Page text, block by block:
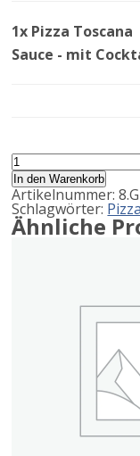
1x Pizza Toscana
Sauce - mit
Pizza
Toscana
Menge
In den Warenkorb
Artikelnummer:
Schlagwörter:
Ähnliche